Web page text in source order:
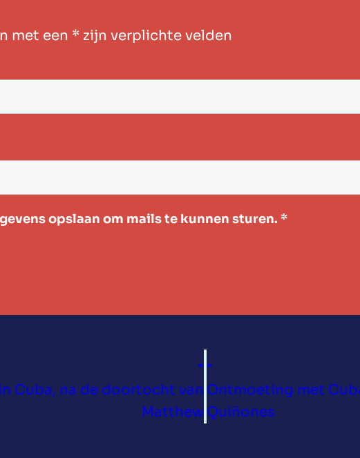
met een *zijn verplichte velden
opslaan om mails te kunnen sturen. *
«
Cuba, na de doortocht van
Matthew
»
Ontmoeting met
Quiñones